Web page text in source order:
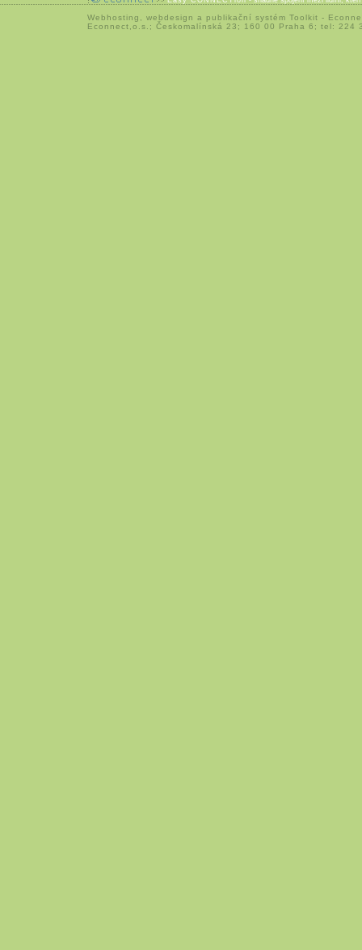
Webhosting webdesign a publikační systém Toolkit -
Econnect,o.s.; Českomalínská 23; 160 00 Praha 6; tel: 224